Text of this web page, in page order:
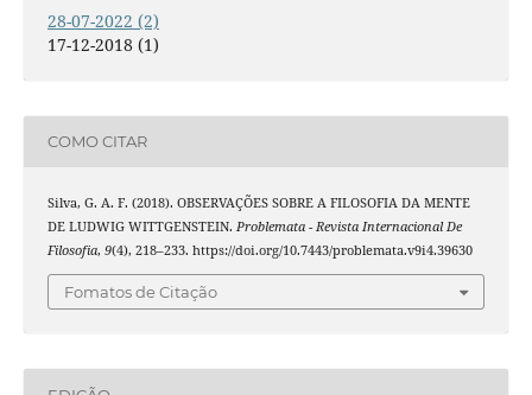
28-07-2022 (2)
17-12-2018 (1)
COMO CITAR
Silva, G. A. F. (2018). OBSERVAÇÕES SOBRE A FILOSOFIA DA MENTE
DE LUDWIG WITTGENSTEIN. Problemata - Revista Internacional De
Filosofia, 9(4), 218–233. https://doi.org/10.7443/problemata.v9i4.39630
Fomatos de Citação